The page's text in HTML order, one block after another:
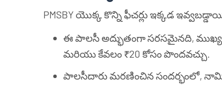
PMSBY యొక్క కొన్ని ఫీచర్లు ఇక్కడ
ఈ పాలసీ అద్భుతంగా సరసమైనది,
మరియు కేవలం ₹20 కోసం పొందవచ్చు.
పాలసీదారు మరణించిన సందర్భంలో,